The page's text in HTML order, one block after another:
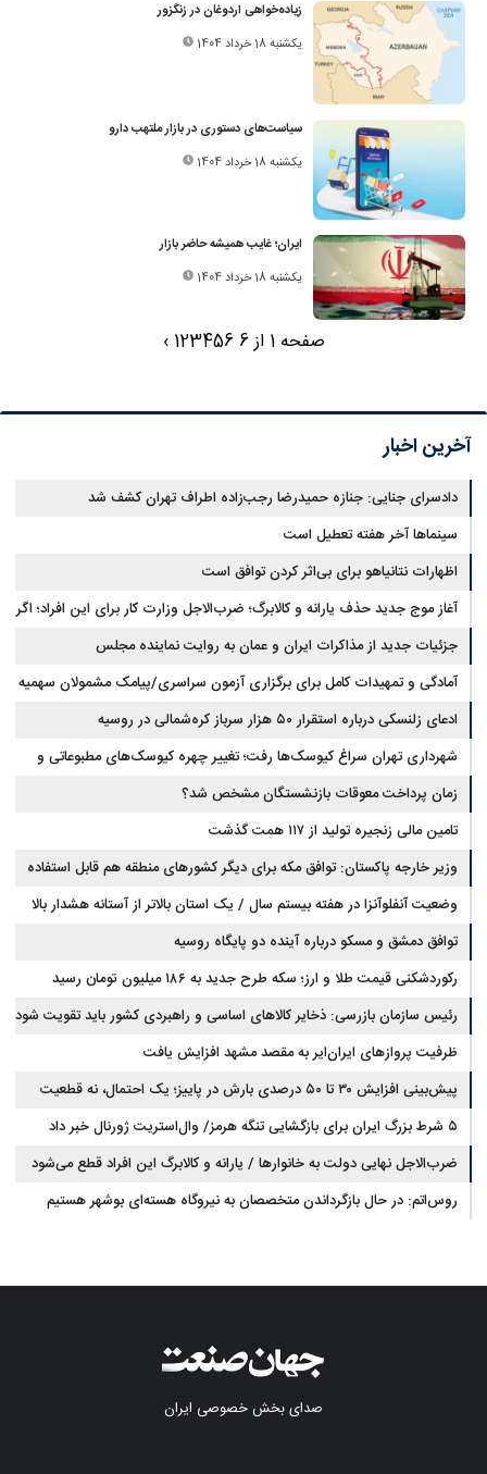
زیاده‌‌خواهی اردوغان در زنگزور
یکشنبه 18 خرداد 1404
سیاست‌های دستوری در بازار ملتهب دارو
یکشنبه 18 خرداد 1404
ایران؛ غایب همیشه حاضر بازار
یکشنبه 18 خرداد 1404
صفحه 1 از 6 123456
›
آخرین اخبار
دادسرای جنایی: جنازه حمیدرضا رجب‌زاده اطراف تهران کشف شد
سینماها آخر هفته تعطیل است
اظهارات نتانیاهو برای بی‌اثر کردن توافق است
آغاز موج جدید حذف یارانه و کالابرگ؛ ضرب‌الاجل وزارت کار برای این افراد؛ اگر
تا این تاریخ مراجعه نکنید
جزئیات جدید از مذاکرات ایران و عمان به روایت نماینده مجلس
آمادگی و تمهیدات کامل برای برگزاری آزمون سراسری/پیامک مشمولان سهمیه
جنگ جعلی است
ادعای زلنسکی درباره استقرار ۵۰ هزار سرباز کره‌شمالی در روسیه
شهرداری تهران سراغ کیوسک‌ها رفت؛ تغییر چهره کیوسک‌های مطبوعاتی و
گل‌وگیاه
زمان پرداخت معوقات بازنشستگان مشخص شد؟
تامین مالی زنجیره تولید از ۱۱۷ همت گذشت
وزیر خارجه پاکستان: توافق مکه برای دیگر کشورهای منطقه هم قابل استفاده
است
وضعیت آنفلوآنزا در هفته بیستم سال / یک استان بالاتر از آستانه هشدار بالا
توافق دمشق و مسکو درباره آینده دو پایگاه روسیه
رکوردشکنی قیمت طلا و ارز؛ سکه طرح جدید به ۱۸۶ میلیون تومان رسید
رئیس سازمان بازرسی: ذخایر کالاهای اساسی و راهبردی کشور باید تقویت شود
ظرفیت پروازهای ایران‌ایر به مقصد مشهد افزایش یافت
پیش‌بینی افزایش ۳۰ تا ۵۰ درصدی بارش در پاییز؛ یک احتمال، نه قطعیت
۵ شرط بزرگ ایران برای بازگشایی تنگه هرمز/ وال‌استریت ژورنال خبر داد
ضرب‌الاجل نهایی دولت به خانوارها / یارانه و کالابرگ این افراد قطع می‌شود
روس‌اتم: در حال بازگرداندن متخصصان به نیروگاه هسته‌ای بوشهر هستیم
صدای بخش خصوصی ایران